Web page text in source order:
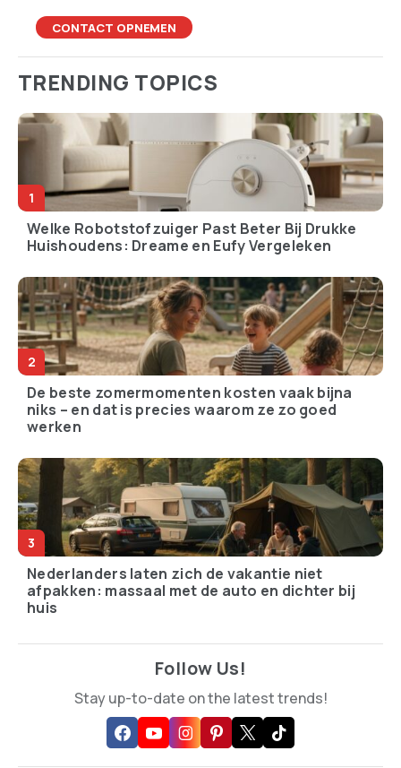
CONTACT OPNEMEN
TRENDING TOPICS
Welke Robotstofzuiger Past Beter Bij Drukke
Huishoudens: Dreame en Eufy Vergeleken
De beste zomermomenten kosten vaak bijna
niks – en dat is precies waarom ze zo goed
werken
Nederlanders laten zich de vakantie niet
afpakken: massaal met de auto en dichter bij
huis
Follow Us!
Stay up-to-date on the latest trends!